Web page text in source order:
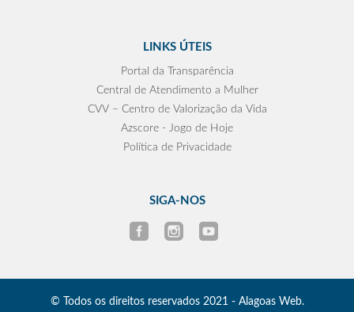
LINKS ÚTEIS
Portal da Transparência
Central de Atendimento a Mulher
CVV – Centro de Valorização da Vida
Azscore - Jogo de Hoje
Política de Privacidade
SIGA-NOS
© Todos os direitos reservados 2021 - Alagoas Web.